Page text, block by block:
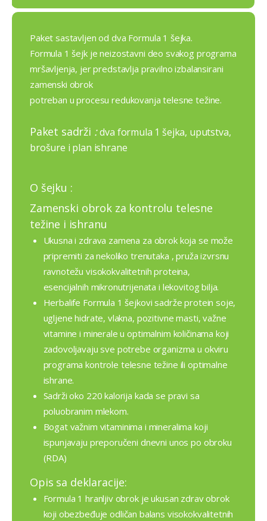
Paket sastavljen od dva Formula 1 šejka.
Formula 1 šejk je neizostavni deo svakog programa
mršavljenja, jer predstavlja pravilno izbalansirani
zamenski obrok
potreban u procesu redukovanja telesne težine.
Paket sadrži :dva formula 1 šejka, uputstva,
brošure i plan ishrane
O šejku :
Zamenski obrok za kontrolu telesne
težine i ishranu
Ukusna i zdrava zamena za obrok koja se može
pripremiti za nekoliko trenutaka , pruža izvrsnu
ravnotežu visokokvalitetnih proteina,
esencijalnih mikronutrijenata i lekovitog bilja.
Herbalife Formula 1 šejkovi sadrže protein soje,
ugljene hidrate, vlakna, pozitivne masti, važne
vitamine i minerale u optimalnim količinama koji
zadovoljavaju sve potrebe organizma u okviru
programa kontrole telesne težine ili optimalne
ishrane.
Sadrži oko 220 kalorija kada se pravi sa
poluobranim mlekom.
Bogat važnim vitaminima i mineralima koji
ispunjavaju preporučeni dnevni unos po obroku
(RDA)
Opis sa deklaracije:
Formula 1 hranljiv obrok je ukusan zdrav obrok
koji obezbeđuje odličan balans visokokvalitetnih